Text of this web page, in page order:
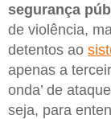
segurança
de violência,
detentos ao
apenas a
onda’ de
seja, para